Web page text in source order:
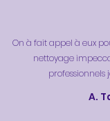
On à fait appel à eux
nettoyage
A.